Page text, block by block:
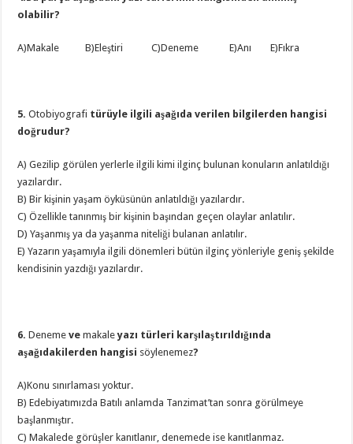
olabilir?
A)Makale B)Eleştiri C)Deneme E)Anı E)Fıkra
5.Otobiyografi türüyle ilgili aşağıda verilen bilgilerden hangisi
doğrudur?
A) Gezilip görülen yerlerle ilgili kimi ilginç bulunan konuların anlatıldığı
yazılardır.
B) Bir kişinin yaşam öyküsünün anlatıldığı yazılardır.
C) Özellikle tanınmış bir kişinin başından geçen olaylar anlatılır.
D) Yaşanmış ya da yaşanma niteliği bulanan anlatılır.
E) Yazarın yaşamıyla ilgili dönemleri bütün ilginç yönleriyle geniş şekilde
kendisinin yazdığı yazılardır.
6.Deneme vemakaleyazı türleri karşılaştırıldığında
aşağıdakilerden hangisi söylenemez?
A)Konu sınırlaması yoktur.
B) Edebiyatımızda Batılı anlamda Tanzimat’tan sonra görülmeye
başlanmıştır.
C) Makalede görüşler kanıtlanır, denemede ise kanıtlanmaz.